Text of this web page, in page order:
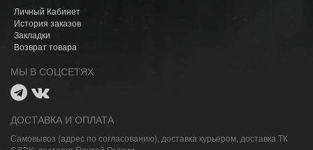
Личный Кабинет
История заказов
Закладки
Возврат товара
МЫ В СОЦСЕТЯХ
ДОСТАВКА И ОПЛАТА
Самовывоз (адрес по согласованию), доставка курьером, доставка ТК